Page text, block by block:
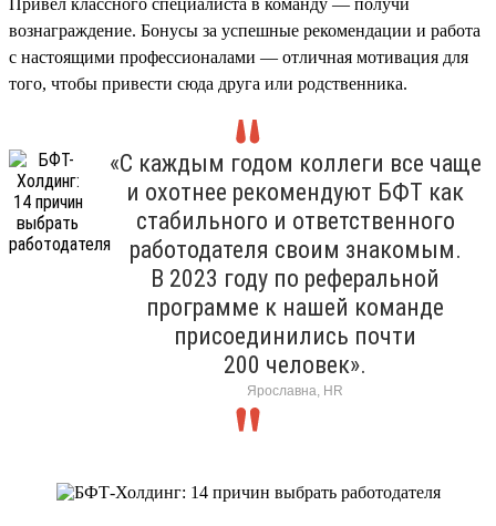
вознаграждение. Бонусы за успешные рекомендации и работа
с настоящими профессионалами — отличная мотивация для
того, чтобы привести сюда друга или родственника.
«С каждым годом коллеги все чаще
и охотнее рекомендуют БФТ как
стабильного и ответственного
работодателя своим знакомым.
В 2023 году по реферальной
программе к нашей команде
присоединились почти
200 человек».
Ярославна, HR